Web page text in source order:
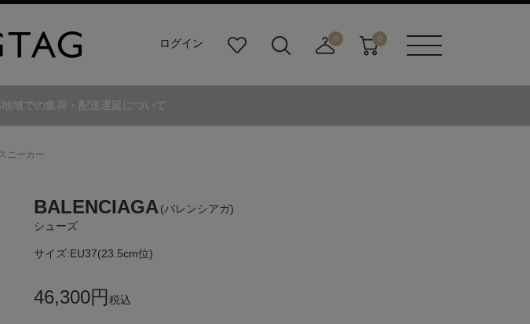
ログイン
り
ダ
0
寄
0
域での集荷・配送遅延について
ニーカー
BALENCIAGA (バレンシアガ)
シューズ
サイズ:EU37(23.5cm位)
46,300円 税込